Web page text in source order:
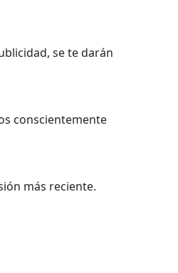
se te darán
conscientemente
más reciente.